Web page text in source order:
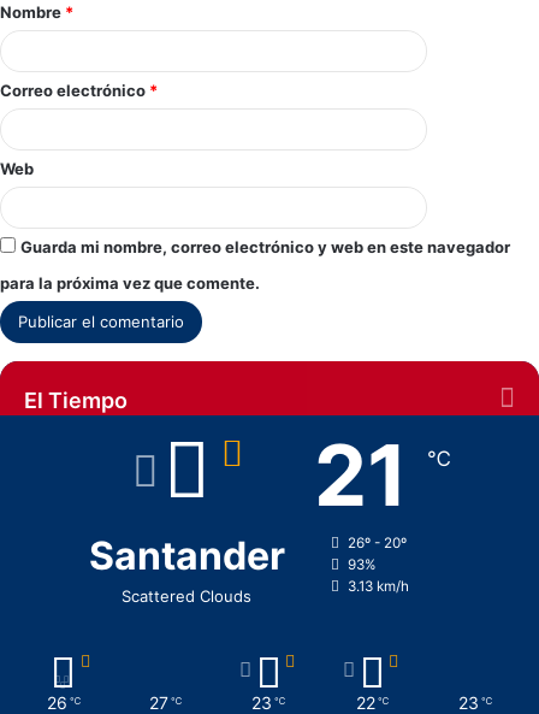
Nombre *
Correo electrónico *
Web
Guarda mi nombre, correo electrónico y web en este navegador
para la próxima vez que comente.
El Tiempo
Santander
Scattered Clouds
21 ℃
26º - 20º
93%
3.13 km/h
26 ℃ 27 ℃ 23 ℃ 22 ℃ 23 ℃